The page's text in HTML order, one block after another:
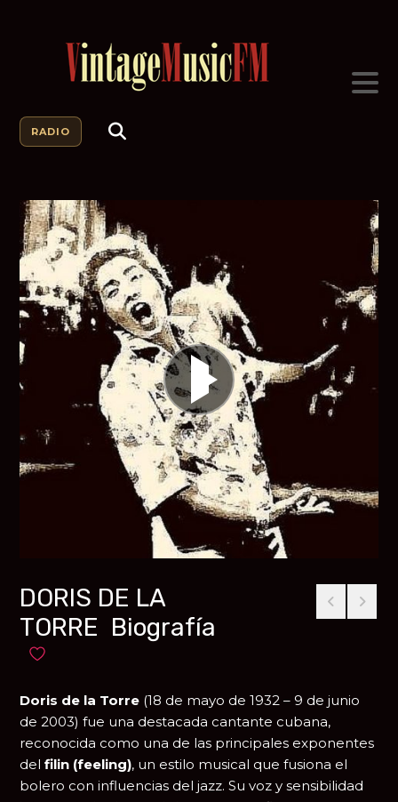
RADIO
DORIS DE LA
TORRE Biografía
Añadir a favoritos
Doris de la Torre (18 de mayo de 1932 – 9 de junio
de 2003) fue una destacada cantante cubana,
reconocida como una de las principales exponentes
delfilin (feeling), un estilo musical que fusiona el
bolero con influencias del jazz. Su voz y sensibilidad